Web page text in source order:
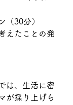
（30分）
えたことの発
は、生活に密
が採り上げら